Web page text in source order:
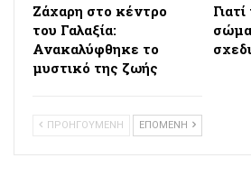
Ζάχαρη στο κέντρο
του Γαλαξία:
Ανακαλύφθηκε το
μυστικό της ζωής
σώμα
ΠΡΟΗΓΟΥΜΕΝΗ ΕΠΟΜΕΝΗ